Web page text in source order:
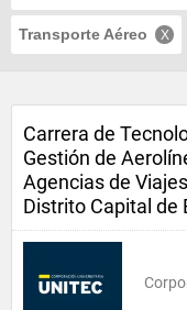
Transporte Aéreo
Carrera de
Gestión de
Agencias de
Distrito Capital de